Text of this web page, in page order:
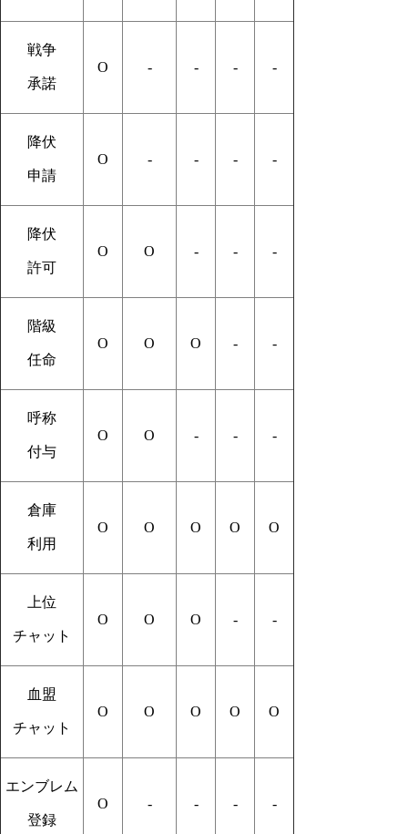
戦争
承諾
O - - - -
降伏
申請
O - - - -
降伏
許可
O O - - -
階級
任命
O O O - -
呼称
付与
O O - - -
倉庫
利用
O O O O O
上位
チャット
O O O - -
血盟
チャット
O O O O O
エンブレム
登録
O - - - -